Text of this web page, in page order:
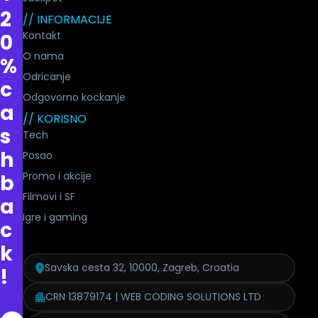
2
0
%
c
a
s
h
b
a
c
k
!
// INFORMACIJE
Kontakt
O nama
Odricanje
Odgovorno kockanje
// KORISNO
Tech
Posao
Promo i akcije
Filmovi i SF
Igre i gaming
Savska cesta 32, 10000, Zagreb, Croatia
CRN 13879174 | WEB CODING SOLUTIONS LTD